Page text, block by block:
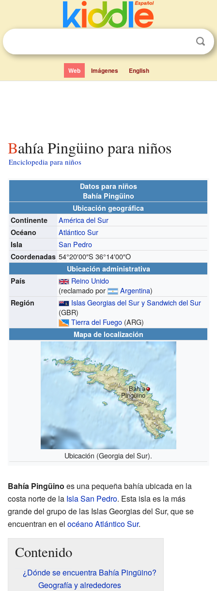
Web Imágenes English
Bahía Pingüino para niños
Enciclopedia para niños
Datos para niños
Bahía Pingüino
Ubicación geográfica
Continente
América del Sur
Océano Atlántico Sur
Isla San Pedro
Coordenadas 54°20′00″S 36°14′00″O
Ubicación administrativa
País
Reino Unido
(reclamado por
Argentina)
Región
Islas Georgias del Sur y Sandwich del Sur
(GBR)
Tierra del Fuego (ARG)
Mapa de localización
Bahía
Pingüino
Ubicación (Georgia del Sur).
Bahía Pingüino es una pequeña bahía ubicada en la
costa norte de la Isla San Pedro. Esta isla es la más
grande del grupo de las Islas Georgias del Sur, que se
encuentran en el océano Atlántico Sur.
Contenido
¿Dónde se encuentra Bahía Pingüino?
Geografía y alrededores